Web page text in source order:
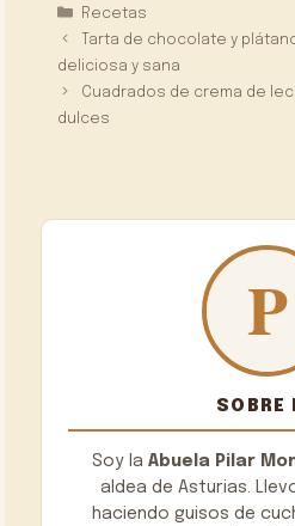
Categorías
Recetas
Tarta de chocolate y
deliciosa y sana
Cuadrados de crema de
dulces
SOBRE
Soy la Abuela Pilar
aldea de Asturias.
haciendo guisos de